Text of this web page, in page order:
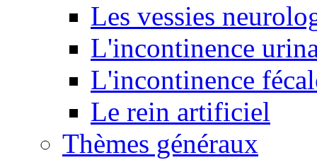
Les vessies
L'incontinence
L'incontinence
Le rein artificiel
Thèmes généraux